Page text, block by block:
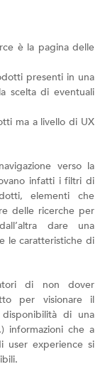
è la pagina delle
presenti in una
scelta di eventuali
ma a livello di UX
verso la
infatti i filtri di
elementi che
delle ricerche per
dare una
le caratteristiche di
di non dover
per visionare il
di una
informazioni che a
user experience si